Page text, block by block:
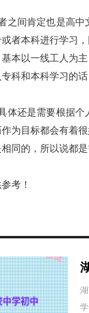
间肯定也是高中
者本科进行学习
基本以一线工人为
科和本科学习的
还是需要根据个
为目标都会有着
同的，所以说都
考！